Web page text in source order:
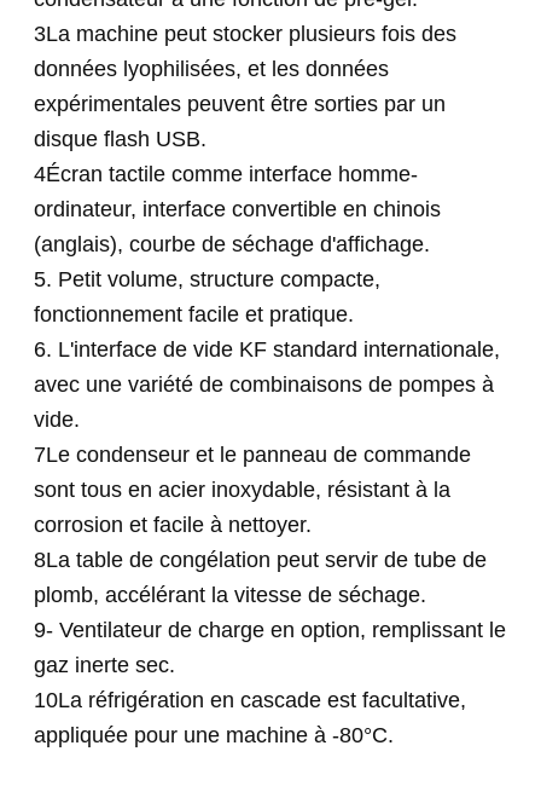
3La machine peut stocker plusieurs fois des
données lyophilisées, et les données
expérimentales peuvent être sorties par un
disque flash USB.
4Écran tactile comme interface homme-
ordinateur, interface convertible en chinois
(anglais), courbe de séchage d'affichage.
5. Petit volume, structure compacte,
fonctionnement facile et pratique.
6. L'interface de vide KF standard internationale,
avec une variété de combinaisons de pompes à
vide.
7Le condenseur et le panneau de commande
sont tous en acier inoxydable, résistant à la
corrosion et facile à nettoyer.
8La table de congélation peut servir de tube de
plomb, accélérant la vitesse de séchage.
9- Ventilateur de charge en option, remplissant le
gaz inerte sec.
10La réfrigération en cascade est facultative,
appliquée pour une machine à -80°C.